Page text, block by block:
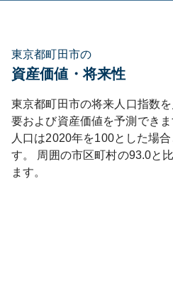
東京都町田市の
資産価値・将来性
東京都町田市の将来人口指数
要および資産価値を予測でき
人口は2020年を100とした場
す。
周囲の市区町村の93.0と
ます。